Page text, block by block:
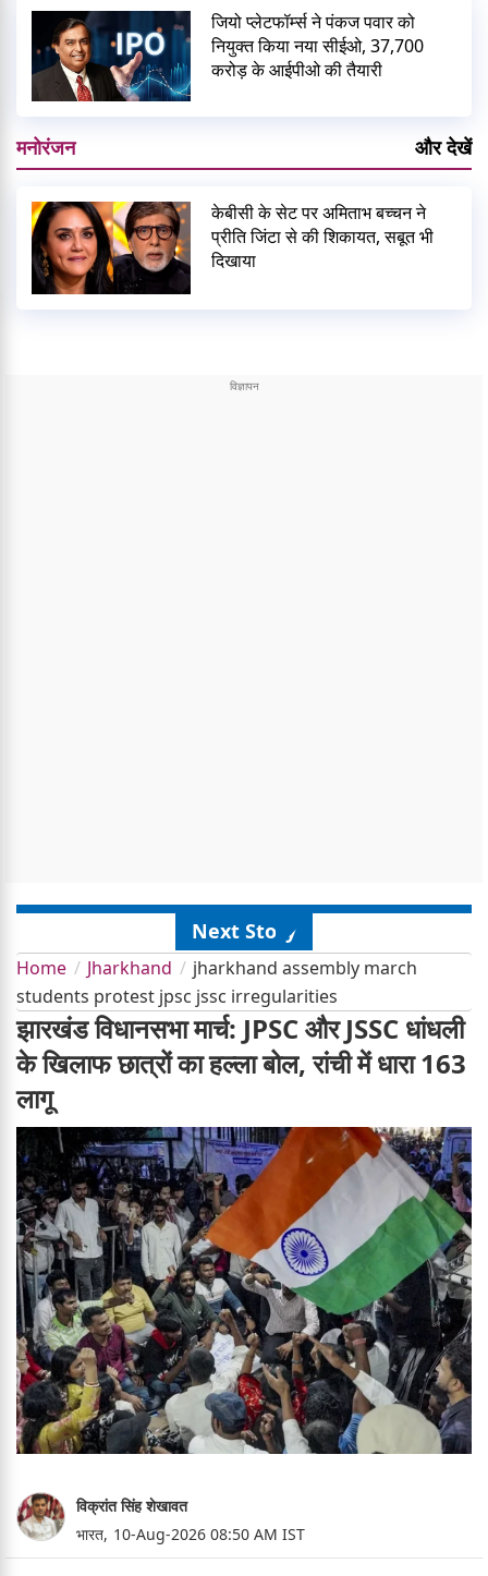
जियो प्लेटफॉर्म्स ने पंकज पवार को
नियुक्त किया नया सीईओ, 37,700
करोड़ के आईपीओ की तैयारी
मनोरंजन और देखें
केबीसी के सेट पर अमिताभ बच्चन ने
प्रीति जिंटा से की शिकायत, सबूत भी
दिखाया
Next Story
Home Jharkhand
jharkhand assembly march
students protest jpsc jssc irregularities
झारखंड विधानसभा मार्च: JPSC और JSSC धांधली
के खिलाफ छात्रों का हल्ला बोल, रांची में धारा 163
लागू
विक्रांत सिंह शेखावत
भारत, 10-Aug-2026 08:50 AM IST